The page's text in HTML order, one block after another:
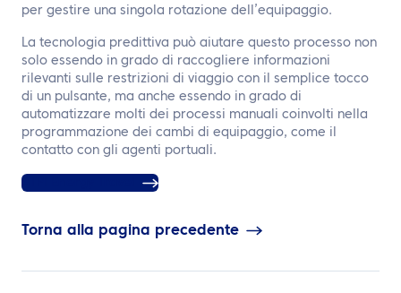
per gestire una singola rotazione dell’equipaggio.
La tecnologia predittiva può aiutare questo processo non
solo essendo in grado di raccogliere informazioni
rilevanti sulle restrizioni di viaggio con il semplice tocco
di un pulsante, ma anche essendo in grado di
automatizzare molti dei processi manuali coinvolti nella
programmazione dei cambi di equipaggio, come il
contatto con gli agenti portuali.
Torna alla pagina precedente